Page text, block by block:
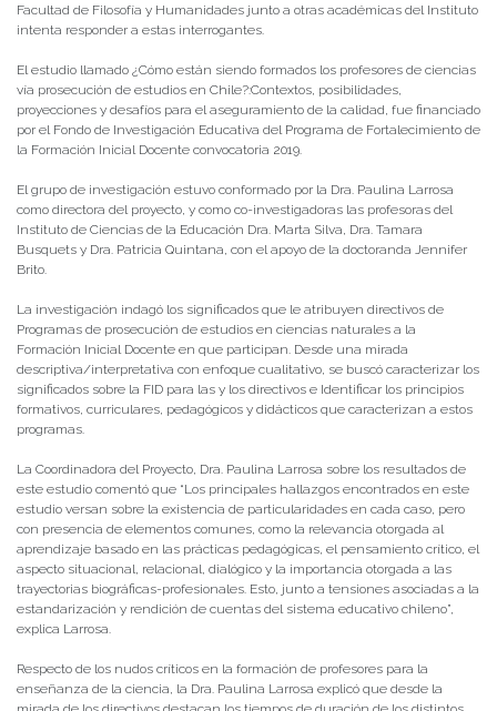
Facultad de Filosofía y Humanidades junto a otras académicas del Instituto
intenta responder a estas interrogantes.
El estudio llamado ¿Cómo están siendo formados los profesores de ciencias
vía prosecución de estudios en Chile?:Contextos, posibilidades,
proyecciones y desafíos para el aseguramiento de la calidad, fue financiado
por el Fondo de Investigación Educativa del Programa de Fortalecimiento de
la Formación Inicial Docente convocatoria 2019.
El grupo de investigación estuvo conformado por la Dra. Paulina Larrosa
como directora del proyecto, y como co-investigadoras las profesoras del
Instituto de Ciencias de la Educación Dra. Marta Silva, Dra. Tamara
Busquets y Dra. Patricia Quintana, con el apoyo de la doctoranda Jennifer
Brito.
La investigación indagó los significados que le atribuyen directivos de
Programas de prosecución de estudios en ciencias naturales a la
Formación Inicial Docente en que participan. Desde una mirada
descriptiva/interpretativa con enfoque cualitativo, se buscó caracterizar los
significados sobre la FID para las y los directivos e Identificar los principios
formativos, curriculares, pedagógicos y didácticos que caracterizan a estos
programas.
La Coordinadora del Proyecto, Dra. Paulina Larrosa sobre los resultados de
este estudio comentó que “Los principales hallazgos encontrados en este
estudio versan sobre la existencia de particularidades en cada caso, pero
con presencia de elementos comunes, como la relevancia otorgada al
aprendizaje basado en las prácticas pedagógicas, el pensamiento crítico, el
aspecto situacional, relacional, dialógico y la importancia otorgada a las
trayectorias biográficas-profesionales. Esto, junto a tensiones asociadas a la
estandarización y rendición de cuentas del sistema educativo chileno”,
explica Larrosa.
Respecto de los nudos críticos en la formación de profesores para la
enseñanza de la ciencia, la Dra. Paulina Larrosa explicó que desde la